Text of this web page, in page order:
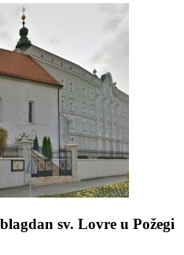
sv. Lovre u Požegi